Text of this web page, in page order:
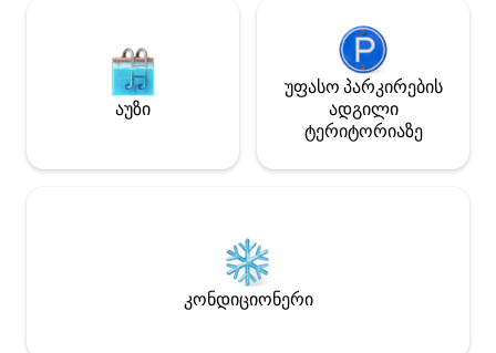
აუზი
უფასო პარკირების
ადგილი
ტერიტორიაზე
კონდიციონერი